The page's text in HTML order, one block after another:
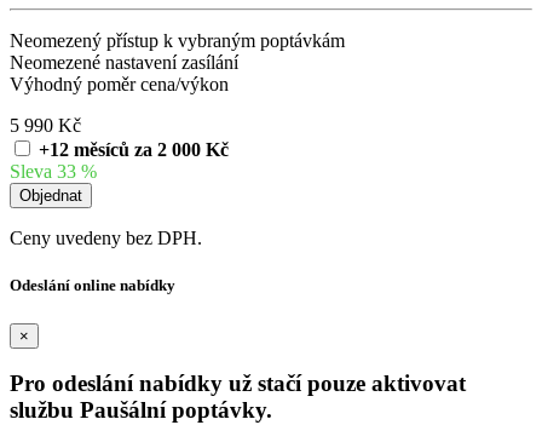
Neomezený přístup k vybraným poptávkám
Neomezené nastavení zasílání
Výhodný poměr cena/výkon
5 990 Kč
+12 měsíců za 2 000 Kč
Sleva 33 %
Ceny uvedeny bez DPH.
Odeslání online nabídky
×
Pro odeslání nabídky už stačí pouze aktivovat
službu Paušální poptávky.